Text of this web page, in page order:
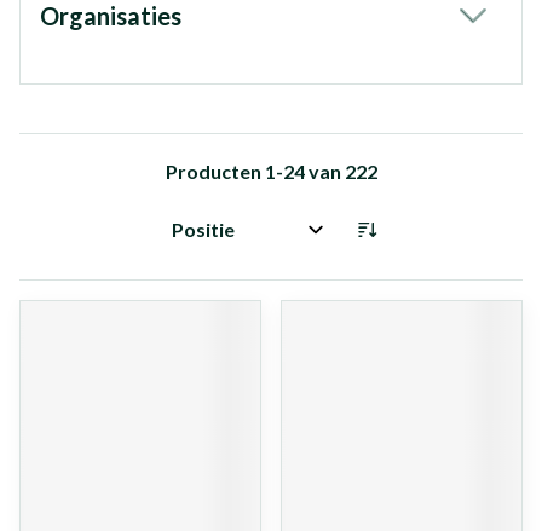
Organisaties
Producten 1-24van 222
Sorteer op: